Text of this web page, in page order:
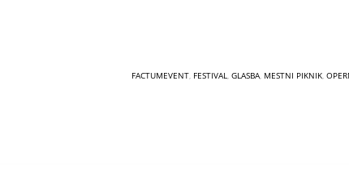
FACTUMEVENT, FESTIVAL, GLASBA, MESTNI PIKNIK,